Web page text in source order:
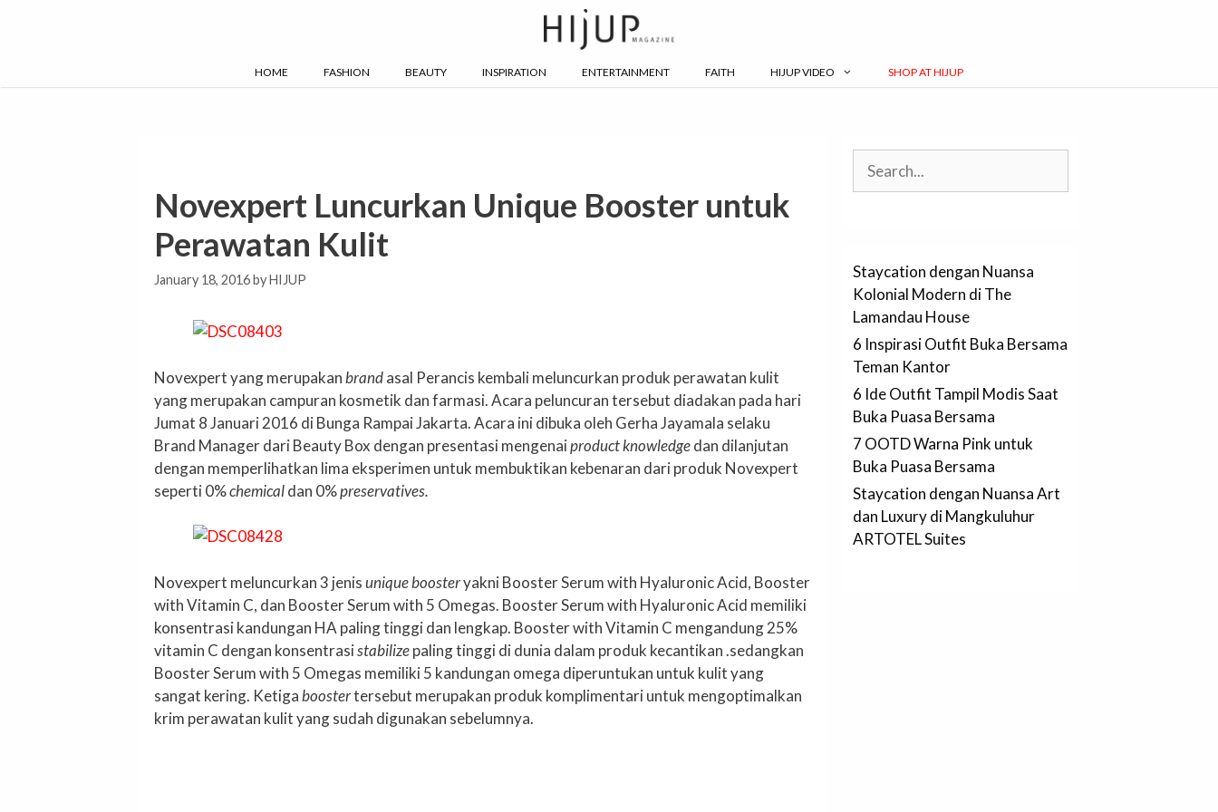
HOME FASHION BEAUTY INSPIRATION ENTERTAINMENT FAITH HIJUP VIDEO SHOP AT HIJUP
Novexpert Luncurkan Unique Booster untuk
Perawatan Kulit
January 18, 2016byHIJUP
Novexpert yang merupakanbrandasal Perancis kembali meluncurkan produk perawatan kulit
yang merupakan campuran kosmetik dan farmasi. Acara peluncuran tersebut diadakan pada hari
Jumat 8 Januari 2016 di Bunga Rampai Jakarta. Acara ini dibuka oleh Gerha Jayamala selaku
Brand Manager dari Beauty Box dengan presentasi mengenaiproduct knowledgedan dilanjutan
dengan memperlihatkan lima eksperimen untuk membuktikan kebenaran dari produk Novexpert
seperti 0%chemicaldan 0%preservatives.
Novexpert meluncurkan 3 jenisunique boosteryakni Booster Serum with Hyaluronic Acid, Booster
with Vitamin C, dan Booster Serum with 5 Omegas. Booster Serum with Hyaluronic Acid memiliki
konsentrasi kandungan HA paling tinggi dan lengkap. Booster with Vitamin C mengandung 25%
vitamin C dengan konsentrasistabilizepaling tinggi di dunia dalam produk kecantikan .sedangkan
Booster Serum with 5 Omegas memiliki 5 kandungan omega diperuntukan untuk kulit yang
sangat kering. Ketigaboostertersebut merupakan produk komplimentari untuk mengoptimalkan
krim perawatan kulit yang sudah digunakan sebelumnya.
Staycation dengan Nuansa
Kolonial Modern di The
Lamandau House
6 Inspirasi Outfit Buka Bersama
Teman Kantor
6 Ide Outfit Tampil Modis Saat
Buka Puasa Bersama
7 OOTD Warna Pink untuk
Buka Puasa Bersama
Staycation dengan Nuansa Art
dan Luxury di Mangkuluhur
ARTOTEL Suites